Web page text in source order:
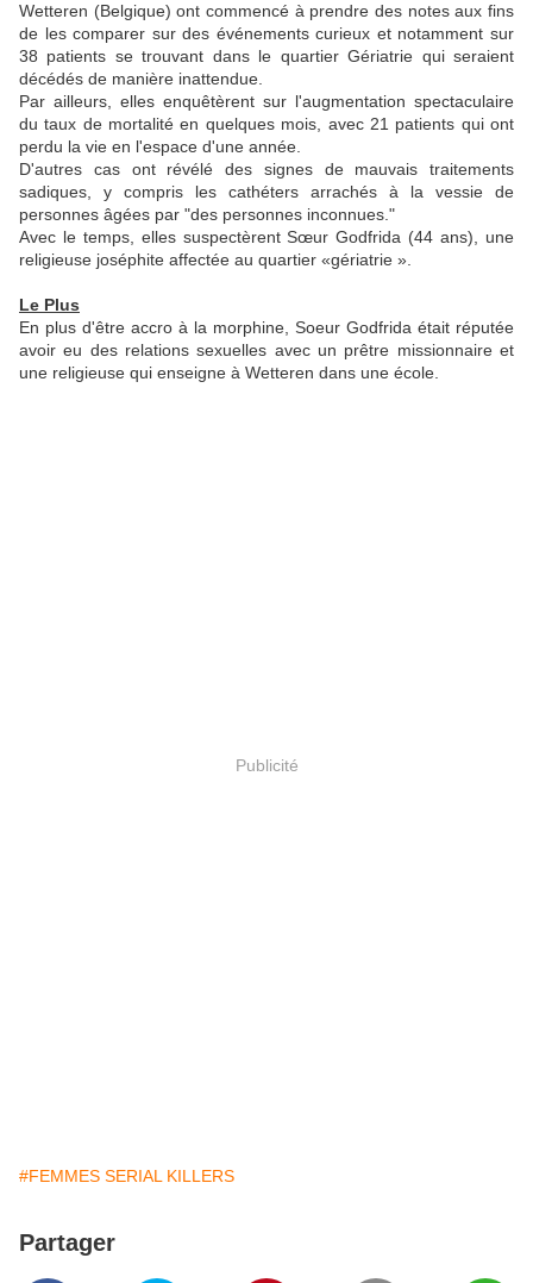
Wetteren (Belgique) ont commencé à prendre des notes aux fins
de les comparer sur des événements curieux et notamment sur
38 patients se trouvant dans le quartier Gériatrie qui seraient
décédés de manière inattendue.
Par ailleurs, elles enquêtèrent sur l'augmentation spectaculaire
du taux de mortalité en quelques mois, avec 21 patients qui ont
perdu la vie en l'espace d'une année.
D'autres cas ont révélé des signes de mauvais traitements
sadiques, y compris les cathéters arrachés à la vessie de
personnes âgées par "des personnes inconnues."
Avec le temps, elles suspectèrent Sœur Godfrida (44 ans), une
religieuse joséphite affectée au quartier «gériatrie ».
Le Plus
En plus d'être accro à la morphine, Soeur Godfrida était réputée
avoir eu des relations sexuelles avec un prêtre missionnaire et
une religieuse qui enseigne à Wetteren dans une école.
Publicité
#FEMMES SERIAL KILLERS
Partager